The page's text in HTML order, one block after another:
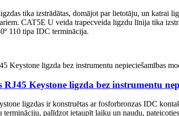
tika izstrādātas, domājot par lietotāju, un katrai
CAT5E U veida trapecveida ligzdu līnija tika
110 tipa IDC terminācija.
RJ45 Keystone ligzda bez instrumentu
ligzdas ir konstruētas ar fosforbronzas IDC
termināciju, palīdzot ietaupīt laiku un naudu,